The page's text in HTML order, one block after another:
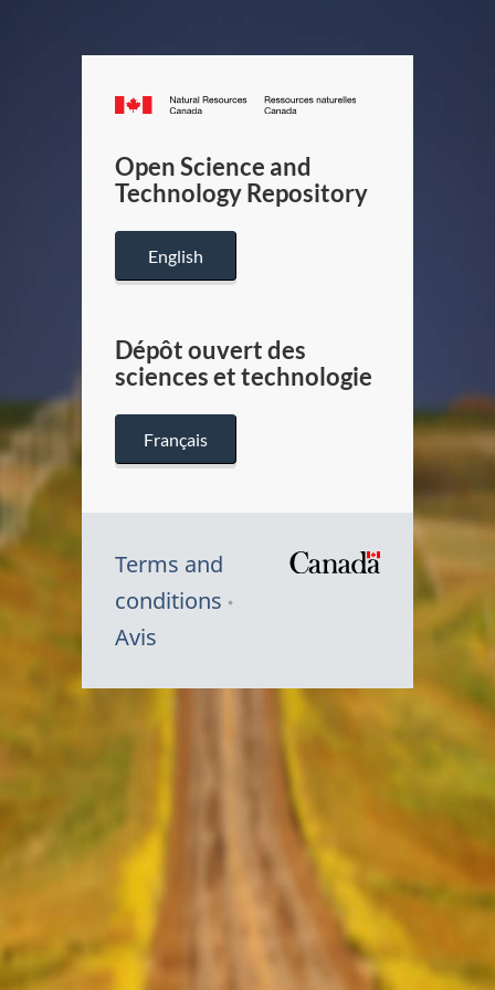
Canada.ca
/
Canada
Open Science and
Technology Repository
English
Dépôt ouvert des
sciences et technologie
Français
Terms and
conditions
Avis
Symbole
Canada